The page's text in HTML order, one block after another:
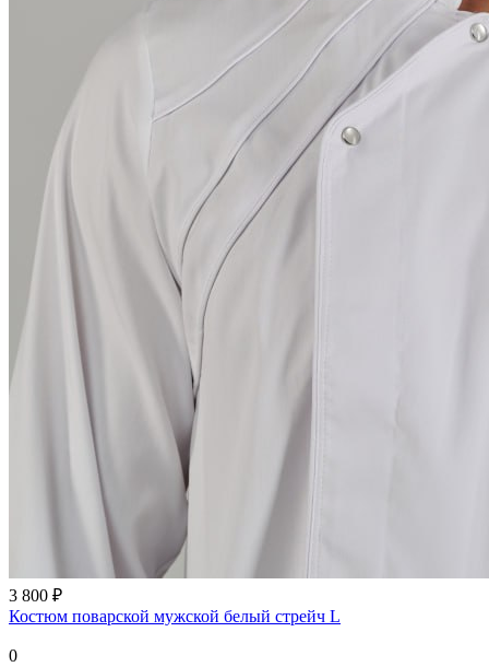
3 800 ₽
Костюм поварской мужской белый стрейч L
0